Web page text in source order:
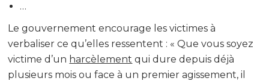
…
Le gouvernement encourage les victimes à
verbaliser ce qu’elles ressentent : « Que vous soyez
victime d’un harcèlement qui dure depuis déjà
plusieurs mois ou face à un premier agissement, il